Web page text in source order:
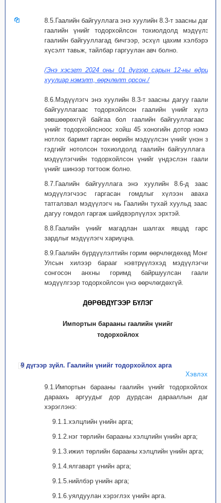
8.5.Гаалийн байгууллага энэ хуулийн 8.3-т заасны дагуу
гаалийн үнийг тодорхойлсон тохиолдолд мэдүүлэгч
гаалийн байгууллагад бичгээр, эсхүл цахим хэлбэрээр
хүсэлт тавьж, тайлбар гаргуулан авч болно.
/Энэ хэсэгт 2024 оны 01 дүгээр сарын 12-ны өдрийн
хуулиар нэмэлт, өөрчлөлт орсон./
8.6.Мэдүүлэгч энэ хуулийн 8.3-т заасны дагуу гаалийн
байгууллагаас тодорхойлсон гаалийн үнийг хүлээн
зөвшөөрөхгүй байгаа бол гаалийн байгууллагаас уг
үнийг тодорхойлсноос хойш 45 хоногийн дотор нэмэлт
нотлох баримт гарган өөрийн мэдүүлсэн үнийг үнэн зөв
гэдгийг нотолсон тохиолдолд гаалийн байгууллага нь
мэдүүлэгчийн тодорхойлсон үнийг үндэслэн гаалийн
үнийг шинээр тогтоож болно.
8.7.Гаалийн байгууллага энэ хуулийн 8.6-д заасан
мэдүүлэгчээс гаргасан гомдлыг хүлээн авахаас
татгалзвал мэдүүлэгч нь Гаалийн тухай хуульд заасны
дагуу гомдол гаргаж шийдвэрлүүлэх эрхтэй.
8.8.Гаалийн үнийг магадлан шалгах явцад гарсан
зардлыг мэдүүлэгч хариуцна.
8.9.Гаалийн бүрдүүлэлтийн горим өөрчлөгдөхөд Монгол
Улсын хилээр барааг нэвтрүүлэхэд мэдүүлэгчийн
сонгосон анхны горимд байршуулсан гаалийн
мэдүүлгээр тодорхойлсон үнэ өөрчлөгдөхгүй.
ДӨРӨВДҮГЭЭР БҮЛЭГ
Импортын барааны гаалийн үнийг
тодорхойлох
9 дүгээр зүйл. Гаалийн үнийг тодорхойлох арга
Хэвлэх
9.1.Импортын барааны гаалийн үнийг тодорхойлоход
дараахь аргуудыг дор дурдсан дарааллын дагуу
хэрэглэнэ:
9.1.1.хэлцлийн үнийн арга;
9.1.2.нэг төрлийн барааны хэлцлийн үнийн арга;
9.1.3.ижил төрлийн барааны хэлцлийн үнийн арга;
9.1.4.ялгаварт үнийн арга;
9.1.5.нийлбэр үнийн арга;
9.1.6.уялдуулан хэрэглэх үнийн арга.